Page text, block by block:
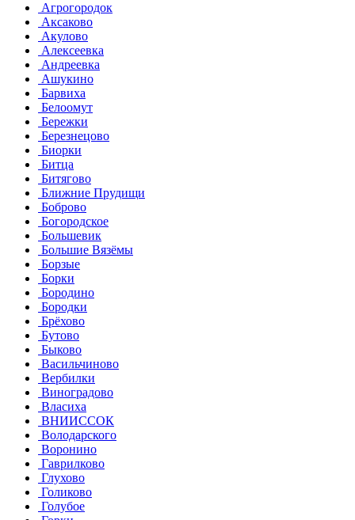
Агрогородок
Аксаково
Акулово
Алексеевка
Андреевка
Ашукино
Барвиха
Белоомут
Бережки
Березнецово
Биорки
Битца
Битягово
Ближние Прудищи
Боброво
Богородское
Большевик
Большие Вязёмы
Борзые
Борки
Бородино
Бородки
Брёхово
Бутово
Быково
Васильчиново
Вербилки
Виноградово
Власиха
ВНИИССОК
Володарского
Воронино
Гаврилково
Глухово
Голиково
Голубое